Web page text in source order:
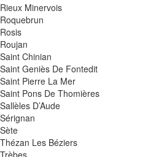
Rieux Minervois
Roquebrun
Rosis
Roujan
Saint Chinian
Saint Geniès De Fontedit
Saint Pierre La Mer
Saint Pons De Thomières
Sallèles D’Aude
Sérignan
Sète
Thézan Les Béziers
Trèbes